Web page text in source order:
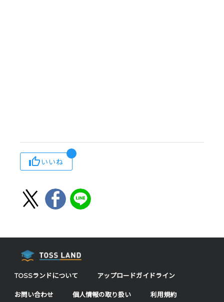
いいね
TOSSランドについて アップロードガイドライン
お問い合わせ 個人情報の取り扱い 利用規約